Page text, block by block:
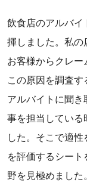
飲食店のアルバイ
揮しました。私の
お客様からクレー
この原因を調査す
アルバイトに聞
事を担当している
した。そこで適
を評価するシー
野を見極めました